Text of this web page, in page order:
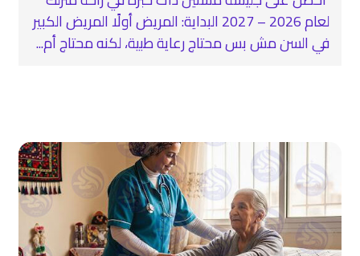
لعام 2026 – 2027 البداية: المريض أولًا المريض الكبير
في السن مش بس محتاج رعاية طبية، لكنه محتاج أم...